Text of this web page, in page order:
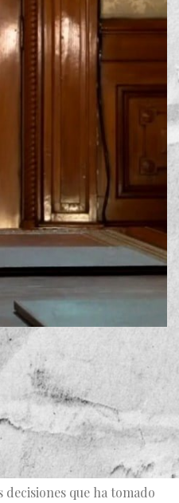
decía que iba a
se nos borre. Nuestro
y el judicial a sus
que ha tomado